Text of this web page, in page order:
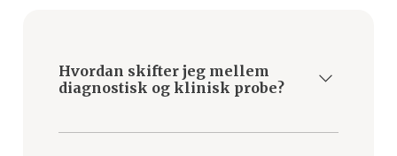
Hvordan skifter jeg mellem
diagnostisk og klinisk probe?